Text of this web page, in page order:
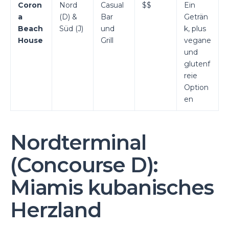
Coron
a
Beach
House
Nord
(D) &
Süd (J)
Casual
Bar
und
Grill
$$
Ein
Geträn
k, plus
vegane
und
glutenf
reie
Option
en
Nordterminal
(Concourse D):
Miamis kubanisches
Herzland